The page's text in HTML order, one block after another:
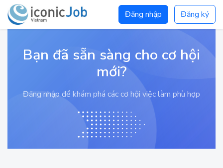
Đăng nhập Đăng ký
Bạn đã sẵn sàng cho cơ hội
mới?
Đăng nhập để khám phá các cơ hội việc làm phù hợp